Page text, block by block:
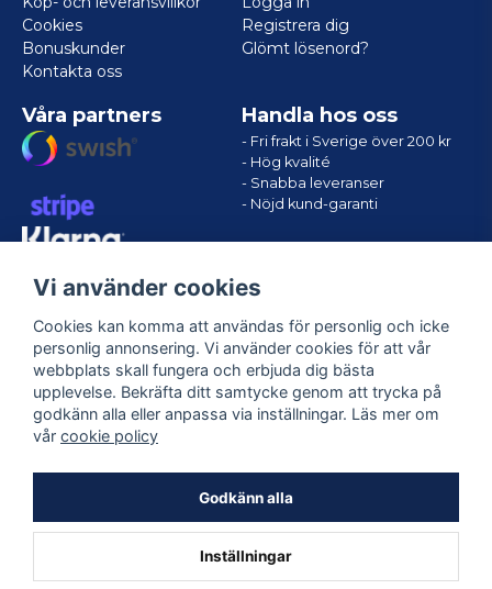
Cookies
Bonuskunder
Kontakta oss
Registrera dig
Glömt lösenord?
Våra partners Handla hos oss
- Fri frakt i Sverige över 200 kr
- Hög kvalité
- Snabba leveranser
- Nöjd kund-garanti
Följ oss
Vi använder cookies
Cookies kan komma att användas för personlig och icke
personlig annonsering. Vi använder cookies för att vår
webbplats skall fungera och erbjuda dig bästa
upplevelse. Bekräfta ditt samtycke genom att trycka på
godkänn alla eller anpassa via inställningar. Läs mer om
vår cookie policy
Godkänn alla
Inställningar